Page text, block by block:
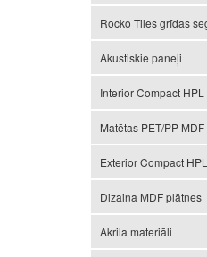
Rocko Tiles grīdas
Akustiskie paneļi
Interior Compact HPL
Matētas PET/PP
Exterior Compact HPL
Dizaina MDF plātnes
Akrila materiāli